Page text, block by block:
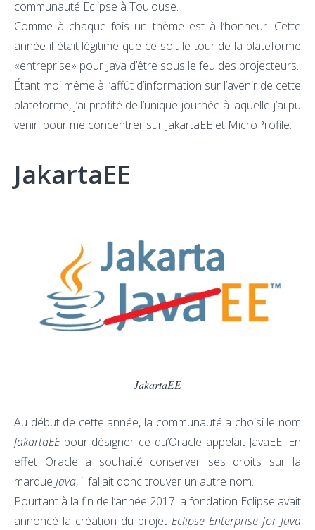
communauté Eclipse à Toulouse.
Comme à chaque fois un thème est à l’honneur. Cette
année il était légitime que ce soit le tour de la plateforme
«entreprise» pour Java d’être sous le feu des projecteurs.
Étant moi même à l’affût d’information sur l’avenir de cette
plateforme, j’ai profité de l’unique journée à laquelle j’ai pu
venir, pour me concentrer sur JakartaEE et MicroProfile.
JakartaEE
JakartaEE
Au début de cette année, la communauté a choisi le nom
JakartaEEpour désigner ce qu’Oracle appelait JavaEE. En
effet Oracle a souhaité conserver ses droits sur la
marque Java, il fallait donc trouver un autre nom.
Pourtant à la fin de l’année 2017 la fondation Eclipse avait
annoncé la création du projet Eclipse Enterprise for Java